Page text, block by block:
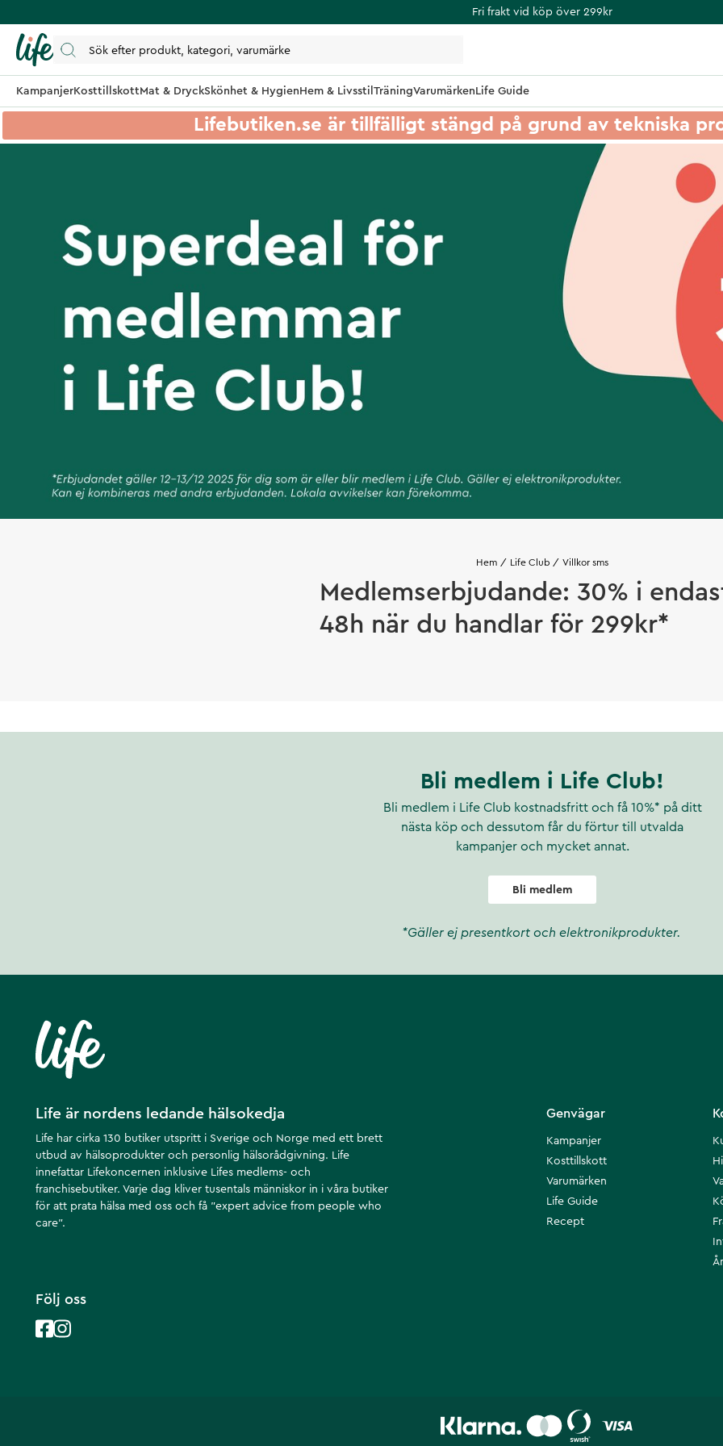
Fri frakt vid köp över 299kr
KampanjerKosttillskottMat & DryckSkönhet & HygienHem & Livsstil TräningVarumärkenLife Guide
Lifebutiken.se är tillfälligt stängd på grund av tekniska
Hem Life Club Villkor sms
Medlemserbjudande: 30% i
48h när du handlar för 299kr*
Bli medlem i Life Club!
Bli medlem i Life Club kostnadsfritt och få 10%* på ditt
nästa köp och dessutom får du förtur till utvalda
kampanjer och mycket annat.
Bli medlem
*Gäller ej presentkort och elektronikprodukter.
Life är nordens ledande hälsokedja
Life har cirka 130 butiker utspritt i Sverige och Norge med ett brett
utbud av hälsoprodukter och personlig hälsorådgivning. Life
innefattar Lifekoncernen inklusive Lifes medlems- och
franchisebutiker. Varje dag kliver tusentals människor in i våra butiker
för att prata hälsa med oss och få ”expert advice from people who
care”.
Genvägar
Kampanjer
Kosttillskott
Varumärken
Life Guide
Recept
Följ oss